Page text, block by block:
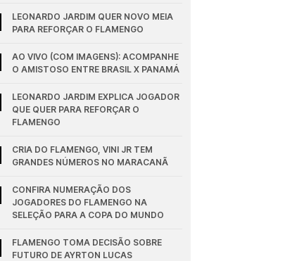
LEONARDO JARDIM QUER NOVO MEIA
PARA REFORÇAR O FLAMENGO
AO VIVO (COM IMAGENS): ACOMPANHE
O AMISTOSO ENTRE BRASIL X PANAMÁ
LEONARDO JARDIM EXPLICA JOGADOR
QUE QUER PARA REFORÇAR O
FLAMENGO
CRIA DO FLAMENGO, VINI JR TEM
GRANDES NÚMEROS NO MARACANÃ
CONFIRA NUMERAÇÃO DOS
JOGADORES DO FLAMENGO NA
SELEÇÃO PARA A COPA DO MUNDO
FLAMENGO TOMA DECISÃO SOBRE
FUTURO DE AYRTON LUCAS